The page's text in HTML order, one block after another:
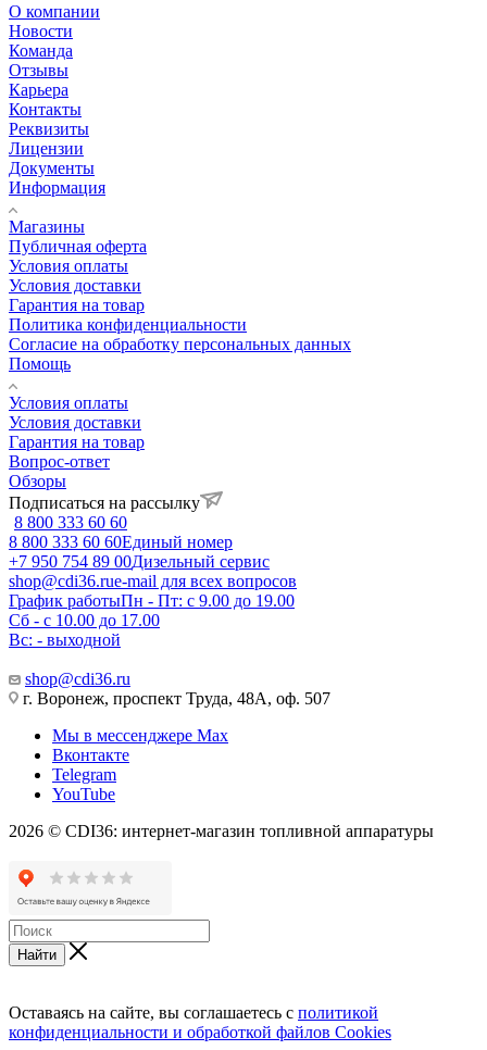
О компании
Новости
Команда
Отзывы
Карьера
Контакты
Реквизиты
Лицензии
Документы
Информация
Магазины
Публичная оферта
Условия оплаты
Условия доставки
Гарантия на товар
Политика конфиденциальности
Согласие на обработку персональных данных
Помощь
Условия оплаты
Условия доставки
Гарантия на товар
Вопрос-ответ
Обзоры
Подписаться на рассылку
8 800 333 60 60
8 800 333 60 60Единый номер
+7 950 754 89 00Дизельный сервис
shop@cdi36.rue-mail для всех вопросов
График работыПн - Пт: с 9.00 до 19.00
Сб - с 10.00 до 17.00
Вс: - выходной
shop@cdi36.ru
г. Воронеж, проспект Труда, 48А, оф. 507
Мы в мессенджере Max
Вконтакте
Telegram
YouTube
2026 © CDI36: интернет-магазин топливной аппаратуры
Найти
Оставаясь на сайте, вы соглашаетесь с политикой
конфиденциальности и обработкой файлов Cookies